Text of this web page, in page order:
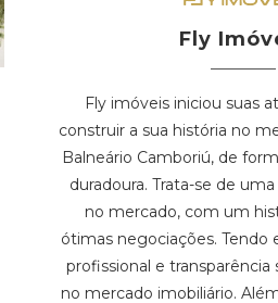
Fly
Fly imóveis iniciou suas
construir a sua história no
Balneário Camboriú, de
duradoura. Trata-se de
no mercado, com um
ótimas negociações. Tendo
profissional e transparência
no mercado imobiliário.